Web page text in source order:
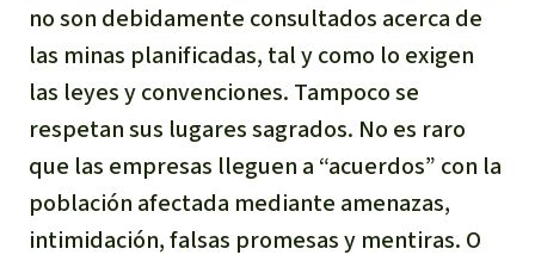
no son debidamente consultados acerca de
las minas planificadas, tal y como lo exigen
las leyes y convenciones. Tampoco se
respetan sus lugares sagrados. No es raro
que las empresas lleguen a “acuerdos” con la
población afectada mediante amenazas,
intimidación, falsas promesas y mentiras. O